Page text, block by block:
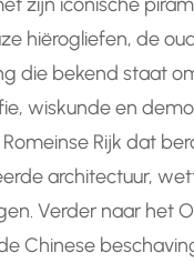
hiërogliefen, de
die bekend staat
wiskunde en
Rijk dat
architectuur,
Verder naar het
Chinese